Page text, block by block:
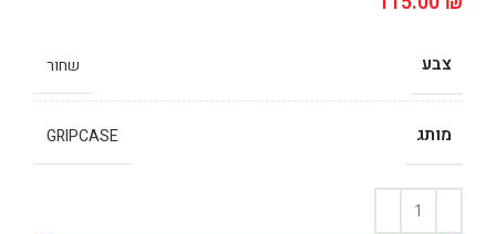
צבע שחור
מותג GRIPCASE